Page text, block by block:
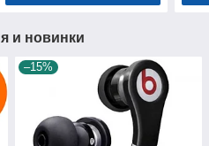
и новинки
–15%